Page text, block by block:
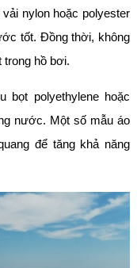
nylon hoặc polyester
tốt. Đồng thời, không
trong hồ bơi.
bọt polyethylene hoặc
nước. Một số mẫu áo
để tăng khả năng